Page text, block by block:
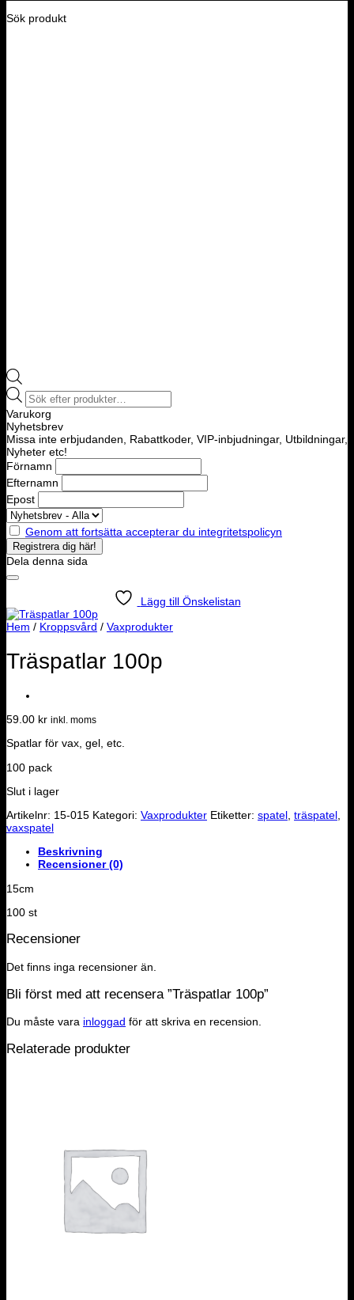
Sök produkt
Products
search
Varukorg
Nyhetsbrev
Missa inte erbjudanden, Rabattkoder, VIP-inbjudningar, Utbildningar,
Nyheter etc!
Förnamn
Efternamn
Epost
Genom att fortsätta accepterar du integritetspolicyn
Dela denna sida
Lägg till Önskelistan
Hem / Kroppsvård / Vaxprodukter
Träspatlar 100p
59.00 kr inkl. moms
Spatlar för vax, gel, etc.
100 pack
Slut i lager
Artikelnr: 15-015 Kategori: Vaxprodukter Etiketter: spatel träspatel
vaxspatel
Beskrivning
Recensioner (0)
15cm
100 st
Recensioner
Det finns inga recensioner än.
Bli först med att recensera ”Träspatlar 100p”
Du måste vara inloggad för att skriva en recension.
Relaterade produkter